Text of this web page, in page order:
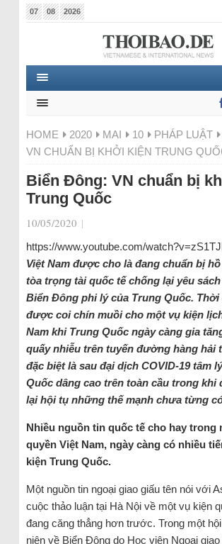
07 08 2026
HOME 2020 MAI 10 PHÁP LUẬT
VN CHUẨN BỊ KHỞI KIỆN TRUNG
Biển Đông: VN chuẩn bị
Trung Quốc
10/05/2020 |
https://www.youtube.com/
Việt Nam được cho là đang chuẩn bị
tòa trọng tài quốc tế chống lại yêu
Biển Đông phi lý của Trung Quốc. Thời
được coi chín muồi cho một vụ kiện
Nam khi Trung Quốc ngày càng gia
quấy nhiễu trên tuyến đường hàng hải
đặc biệt là sau đại dịch COVID-19 tâm
Quốc dâng cao trên toàn cầu trong khi
lại hội tụ những thế mạnh chưa từng
Nhiều nguồn tin quốc tế cho hay trong
quyền Việt Nam, ngày càng có nhiều
kiện Trung Quốc.
Một nguồn tin ngoại giao giấu tên nói với
cuộc thảo luận tại Hà Nội về một vụ kiện
đang căng thẳng hơn trước. Trong một
niên về Biển Đông do Học viện Ngoại